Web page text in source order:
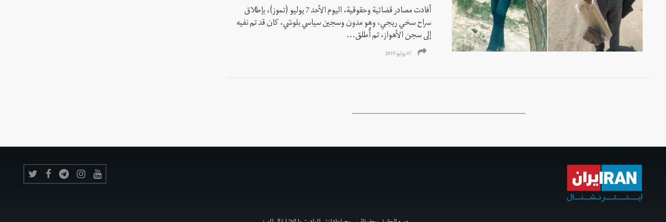
أفادت مصادر قضائية وحقوقية، اليوم الأحد 7 يوليو (تموز)، بإطلاق
سراح سخي ريجي، وهو مدون وسجين سياسي بلوشي، کان قد تم نفيه
إلى سجن الأهواز، ثم أُطلق...
07 يوليو 2019